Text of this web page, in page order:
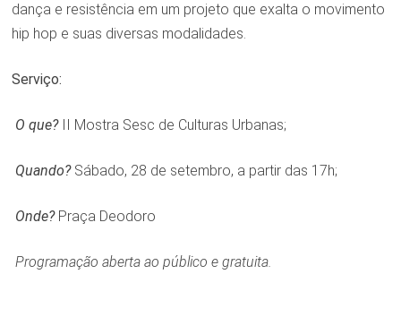
dança e resistência em um projeto que exalta o movimento
hip hop e suas diversas modalidades.
Serviço:
O que? II Mostra Sesc de Culturas Urbanas;
Quando? Sábado, 28 de setembro, a partir das 17h;
Onde?Praça Deodoro
Programação aberta ao público e gratuita.